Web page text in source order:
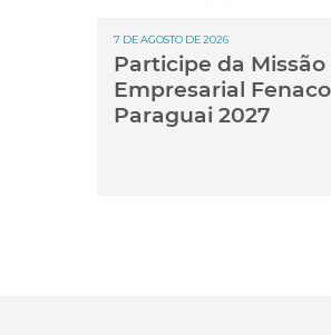
7 DE AGOSTO DE 2026
Participe da Missão
Empresarial
Paraguai 2027